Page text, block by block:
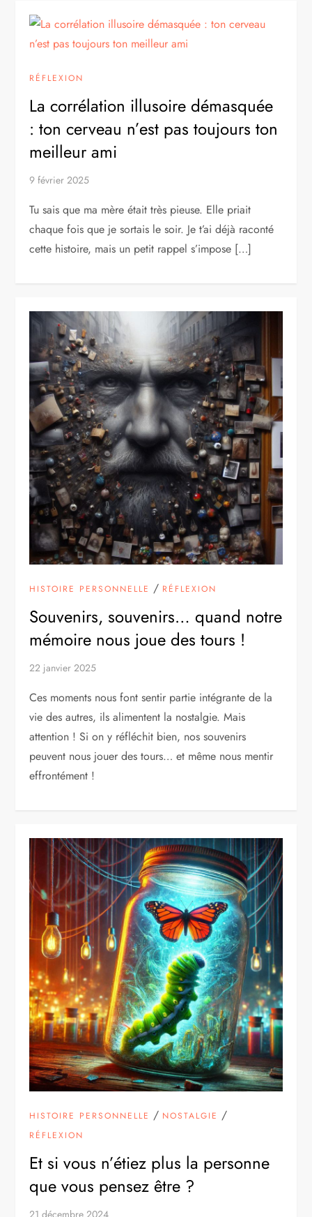
RÉFLEXION
La corrélation illusoire démasquée
: ton cerveau n’est pas toujours ton
meilleur ami
9 février 2025
Tu sais que ma mère était très pieuse. Elle priait
chaque fois que je sortais le soir. Je t’ai déjà raconté
cette histoire, mais un petit rappel s’impose […]
HISTOIRE PERSONNELLE / RÉFLEXION
Souvenirs, souvenirs… quand notre
mémoire nous joue des tours !
22 janvier 2025
Ces moments nous font sentir partie intégrante de la
vie des autres, ils alimentent la nostalgie. Mais
attention ! Si on y réfléchit bien, nos souvenirs
peuvent nous jouer des tours… et même nous mentir
effrontément !
HISTOIRE PERSONNELLE / NOSTALGIE /
RÉFLEXION
Et si vous n’étiez plus la personne
que vous pensez être ?